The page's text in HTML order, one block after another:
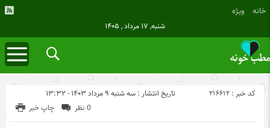
خانه ویژه
شنبه, ۱۷ مرداد , ۱۴۰۵
تاریخ انتشار : سه شنبه ۹ مرداد ۱۴۰۳ - ۱۳:۳۲ کد خبر : 216612
چاپ خبر 0 نظر